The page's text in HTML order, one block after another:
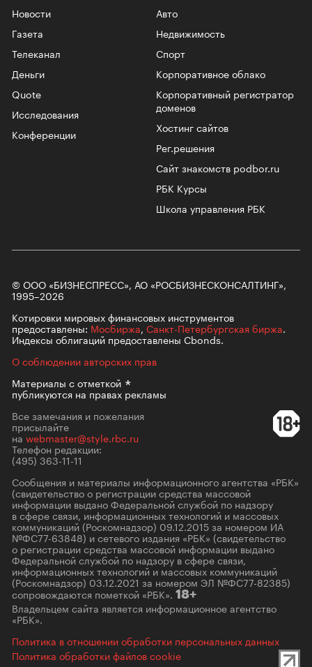
Новости
Газета
Телеканал
Авто
Недвижимость
Спорт
Корпоративное облако
Корпоративный регистратор
доменов
Хостинг сайтов
Рег.решения
Сайт знакомств podbor.ru
РБК Курсы
Школа управления РБК
Деньги
Quote
Исследования
Конференции
© ООО «БИЗНЕСПРЕСС», АО «РОСБИЗНЕСКОНСАЛТИНГ»,
1995–2026
Котировки мировых финансовых инструментов
предоставлены: Мосбиржа, Санкт-Петербургская биржа.
Индексы облигаций предоставлены Cbonds.
О соблюдении авторских прав
Материалы сотметкой
публикуются на правах рекламы
Все замечания и пожелания
присылайте
на webmaster@style.rbc.ru
Телефон редакции:
(495) 363-11-11
Сообщения и материалы информационного агентства «РБК»
(свидетельство о регистрации средства массовой
информации выдано Федеральной службой по надзору
в сфере связи, информационных технологий и массовых
коммуникаций (Роскомнадзор) 09.12.2015 за номером ИА
№ФС77-63848) и сетевого издания «РБК» (свидетельство
о регистрации средства массовой информации выдано
Федеральной службой по надзору в сфере связи,
информационных технологий и массовых коммуникаций
(Роскомнадзор) 03.12.2021 за номером ЭЛ №ФС77-82385)
сопровождаются пометкой «РБК». 18+
Владельцем сайта является информационное агентство
«РБК».
Политика в отношении обработки персональных данных
Политика обработки файлов cookie